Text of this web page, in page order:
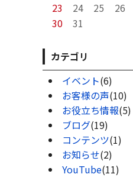
23
24 25 26
30
31
カテゴリ
イベント(6)
お客様の声(10)
お役立ち情報(5)
ブログ(19)
コンテンツ(1)
お知らせ(2)
YouTube(11)